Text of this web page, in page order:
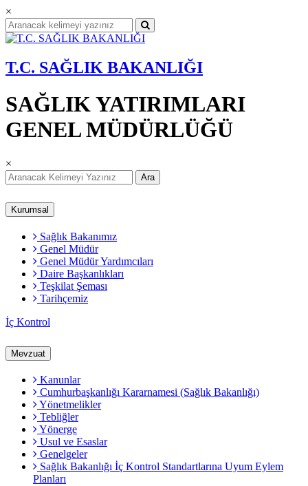
×
T.C. SAĞLIK BAKANLIĞI
SAĞLIK YATIRIMLARI
GENEL MÜDÜRLÜĞÜ
×
Ara
Kurumsal
Sağlık Bakanımız
Genel Müdür
Genel Müdür Yardımcıları
Daire Başkanlıkları
Teşkilat Şeması
Tarihçemiz
İç Kontrol
Mevzuat
Kanunlar
Cumhurbaşkanlığı Kararnamesi (Sağlık Bakanlığı)
Yönetmelikler
Tebliğler
Yönerge
Usul ve Esaslar
Genelgeler
Sağlık Bakanlığı İç Kontrol Standartlarına Uyum Eylem
Planları